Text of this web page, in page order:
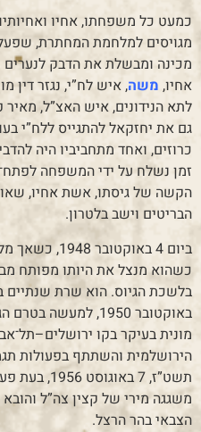
כמעט כל משפחתו, אחיו
מגויסים למלחמת המחתרת,
מכינה ומבשלת את הדבק
אחיו, משה, איש לח”י, נגזר דין
לתא הנידונים, איש האצ”ל, מאיר
כרוזים, ואחד מתחביביו היה
זמן נשלח על ידי המשפחה
הקשה של גיסתו, אשת אחיו,
הבריטים וישב בלטרון.
כשהוא מנצל את היותו מפותח
באוקטובר 1950,
מונית בעיקר בקו
הירושלמית והשתתף בפעולות
תשט”ז, 7
משגגה מירי של קצין צה”ל
הצבאי בהר הרצל.